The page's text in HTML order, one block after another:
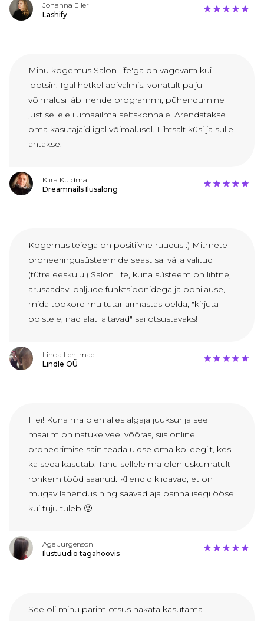
Johanna Eller
Lashify
Minu kogemus SalonLife'ga on vägevam kui
lootsin. Igal hetkel abivalmis, võrratult palju
võimalusi läbi nende programmi, pühendumine
just sellele ilumaailma seltskonnale. Arendatakse
oma kasutajaid igal võimalusel. Lihtsalt küsi ja sulle
antakse.
Kiira Kuldma
Dreamnails Ilusalong
Kogemus teiega on positiivne ruudus :) Mitmete
broneeringusüsteemide seast sai välja valitud
(tütre eeskujul) SalonLife, kuna süsteem on lihtne,
arusaadav, paljude funktsioonidega ja põhilause,
mida tookord mu tütar armastas öelda, "kirjuta
poistele, nad alati aitavad" sai otsustavaks!
Linda Lehtmae
Lindle OÜ
Hei! Kuna ma olen alles algaja juuksur ja see
maailm on natuke veel võõras, siis online
broneerimise sain teada üldse oma kolleegilt, kes
ka seda kasutab. Tänu sellele ma olen uskumatult
rohkem tööd saanud. Kliendid kiidavad, et on
mugav lahendus ning saavad aja panna isegi öösel
kui tuju tuleb 🙂
Age Jürgenson
Ilustuudio tagahoovis
See oli minu parim otsus hakata kasutama